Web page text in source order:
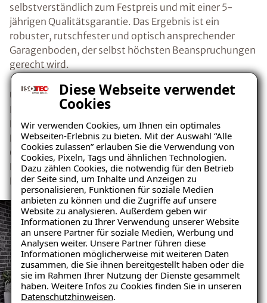
Diese Webseite verwendet
Cookies
Wir verwenden Cookies, um Ihnen ein optimales
Webseiten-Erlebnis zu bieten. Mit der Auswahl “Alle
Cookies zulassen” erlauben Sie die Verwendung von
Cookies, Pixeln, Tags und ähnlichen Technologien.
Dazu zählen Cookies, die notwendig für den Betrieb
der Seite sind, um Inhalte und Anzeigen zu
personalisieren, Funktionen für soziale Medien
anbieten zu können und die Zugriffe auf unsere
Website zu analysieren. Außerdem geben wir
Informationen zu Ihrer Verwendung unserer Website
an unsere Partner für soziale Medien, Werbung und
Analysen weiter. Unsere Partner führen diese
Informationen möglicherweise mit weiteren Daten
zusammen, die Sie ihnen bereitgestellt haben oder die
sie im Rahmen Ihrer Nutzung der Dienste gesammelt
haben. Weitere Infos zu Cookies finden Sie in unseren
Datenschutzhinweisen.
selbstverständlich zum Festpreis und mit einer 5-
jährigen Qualitätsgarantie. Das Ergebnis ist ein
robuster, rutschfester und optisch ansprechender
Garagenboden, der selbst höchsten Beanspruchungen
gerecht wird.
Unser speziell konzipiertes dünnschichtiges
Beschichtungssystem sorgt dabei für eine optimale
Haftung zwischen Belag und Untergrund. Neben der
Erneuerung des Garagenbodens umfasst die Sanierung
(bei Bedarf) auch die Beseitigung übriger
Feuchtigkeitsquellen. Auch bereits bestehende
Feuchtigkeitsschäden werden dabei von uns behoben.
Ratgeber „Sofort-Tipps gegen
Feuchtigkeit“
– jetzt kostenlos
herunterladen!